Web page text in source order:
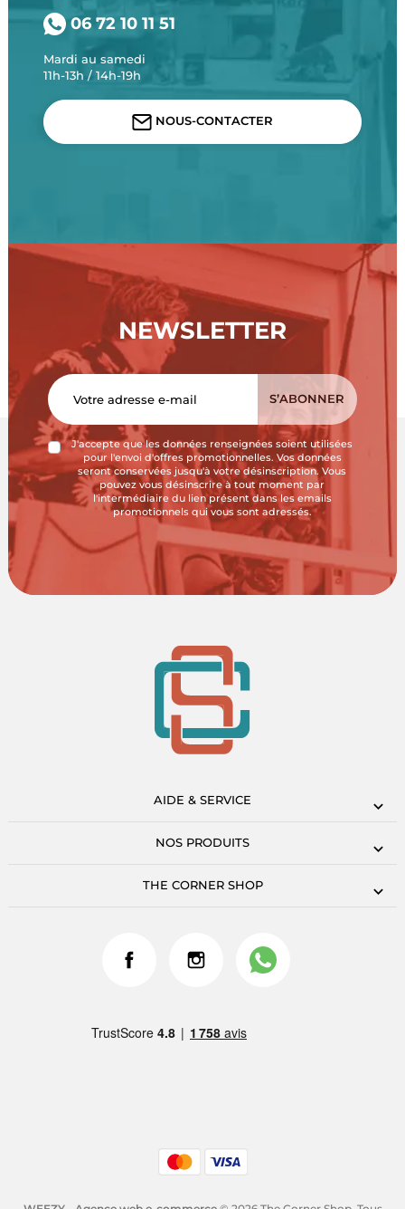
06 72 10 11 51
Mardi au samedi
11h-13h / 14h-19h
NOUS-CONTACTER
NEWSLETTER
J'accepte que les données renseignées soient utilisées
pour l'envoi d'offres promotionnelles. Vos données
seront conservées jusqu'à votre désinscription. Vous
pouvez vous désinscrire à tout moment par
l'intermédiaire du lien présent dans les emails
promotionnels qui vous sont adressés.
AIDE & SERVICE
NOS PRODUITS
THE CORNER SHOP